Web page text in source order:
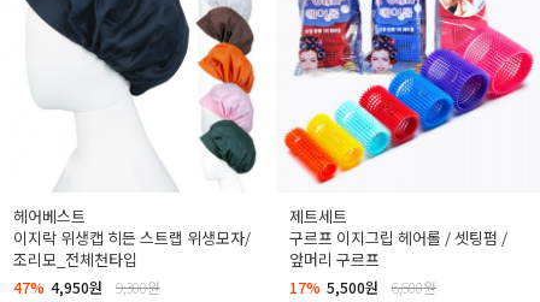
헤어베스트
이지락 위생캡 히든 스트랩 위생모자/
조리모_전체천타입
47% 4,950원 9,300원
제트세트
구르프 이지그립 헤어롤 / 셋팅펌 /
앞머리 구르프
17% 5,500원 6,600원